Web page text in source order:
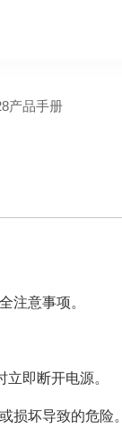
产品手册
注意事项。
即断开电源。
损坏导致的危险。